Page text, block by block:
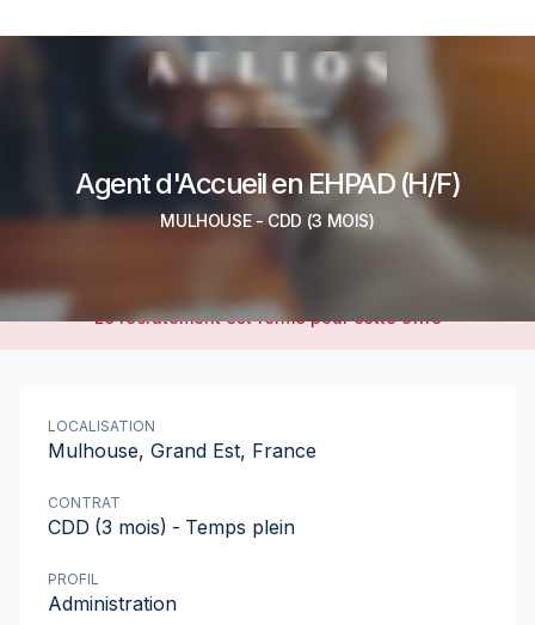
Agent d'Accueil en EHPAD (H/F)
MULHOUSE -CDD (3 MOIS)
Le recrutement est fermé pour cette offre
LOCALISATION
Mulhouse, Grand Est, France
CONTRAT
CDD (3 mois) - Temps plein
PROFIL
Administration